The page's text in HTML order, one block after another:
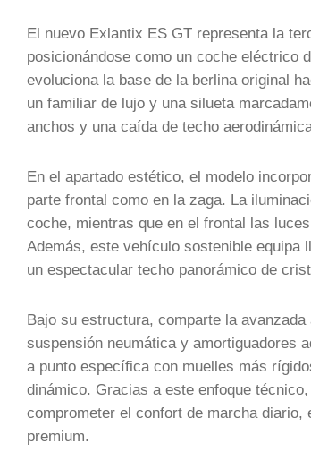
El nuevo Exlantix ES GT representa la
posicionándose como un coche eléctrico
evoluciona la base de la berlina original
un familiar de lujo y una silueta
anchos y una caída de techo
En el apartado estético, el modelo
parte frontal como en la zaga. La
coche, mientras que en el frontal las
Además, este vehículo sostenible equipa
un espectacular techo panorámico de
Bajo su estructura, comparte la
suspensión neumática y amortiguadores
a punto específica con muelles más
dinámico. Gracias a este enfoque
comprometer el confort de marcha diario,
premium.